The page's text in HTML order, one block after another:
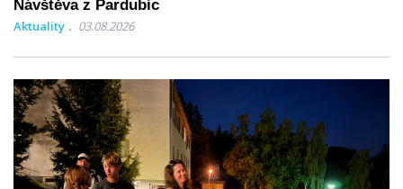
Návštěva z Pardubic
Aktuality 03.08.2026